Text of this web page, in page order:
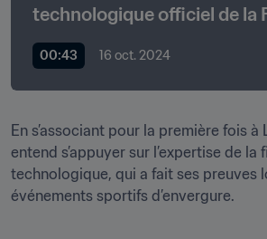
technologique officiel de la
00:43 16 oct. 2024
En s’associant pour la première fois à
entend s’appuyer sur l’expertise de la
technologique, qui a fait ses preuves
événements sportifs d’envergure.